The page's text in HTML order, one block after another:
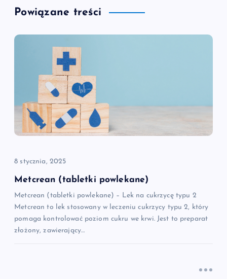
a
c
w
p
s
u
Powiązane treści
8 stycznia, 2025
Metcrean (tabletki powlekane)
Metcrean (tabletki powlekane) – Lek na cukrzycę typu 2
Metcrean to lek stosowany w leczeniu cukrzycy typu 2, który
pomaga kontrolować poziom cukru we krwi. Jest to preparat
złożony, zawierający…